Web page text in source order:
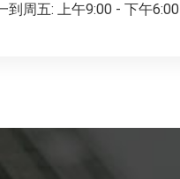
到周五: 上午9:00 - 下午6:00